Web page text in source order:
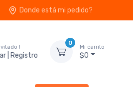
Donde está mi pedido?
!
| Registro
0
Mi carrito
$0